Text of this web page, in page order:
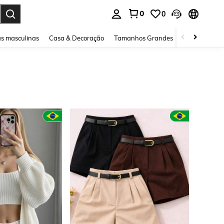
0 0
masculinas Casa & Decoração Tamanhos Grandes Joias e